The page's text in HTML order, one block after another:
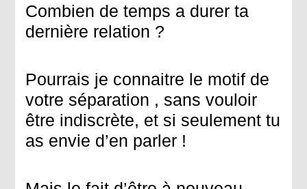
Combien de temps a durer ta
dernière relation ?
Pourrais je connaitre le motif de
votre séparation , sans vouloir
être indiscrète, et si seulement tu
as envie d’en parler !